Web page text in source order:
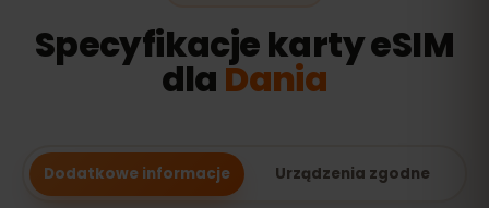
Specyfikacje karty eSIM
dla Dania
Dodatkowe informacje Urządzenia zgodne